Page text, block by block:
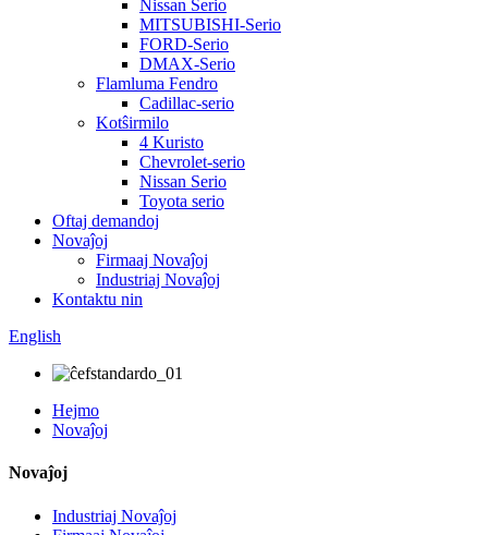
Nissan Serio
MITSUBISHI-Serio
FORD-Serio
DMAX-Serio
Flamluma Fendro
Cadillac-serio
Kotŝirmilo
4 Kuristo
Chevrolet-serio
Nissan Serio
Toyota serio
Oftaj demandoj
Novaĵoj
Firmaaj Novaĵoj
Industriaj Novaĵoj
Kontaktu nin
English
Hejmo
Novaĵoj
Novaĵoj
Industriaj Novaĵoj